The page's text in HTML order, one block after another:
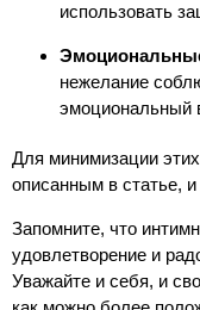
использовать
нежелание
эмоциональный
Для минимизации
описанным в статье,
Запомните, что
удовлетворение и
Уважайте и себя, и